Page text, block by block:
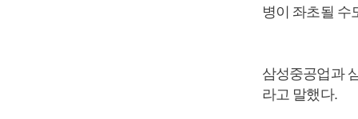
병이 좌초될 수
삼성중공업과
라고 말했다.